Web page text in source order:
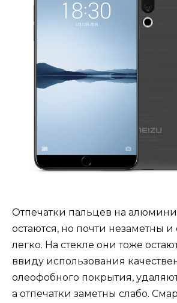
Отпечатки пальцев на
остаются, но почти незаметны и
легко. На стекле они тоже
ввиду использования
олеофобного покрытия,
а отпечатки заметны слабо.